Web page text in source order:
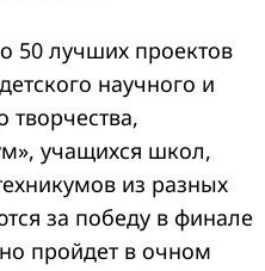
50 лучших проектов
научного и
творчества,
учащихся школ,
из разных
за победу в финале
пройдет в очном